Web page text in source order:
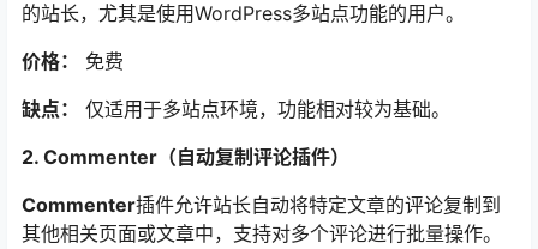
的站长，尤其是使用WordPress多站点功能的用户。
价格：
免费
缺点：
仅适用于多站点环境，功能相对较为基础。
2. Commenter（自动复制评论插件）
Commenter插件允许站长自动将特定文章的评论复制到
其他相关页面或文章中，支持对多个评论进行批量操作。